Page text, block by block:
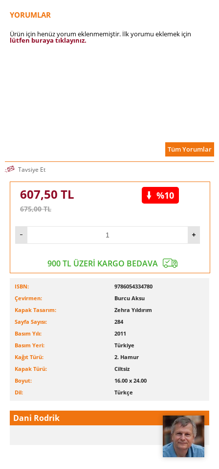
Finance adlı kitabın yazarlarından... Dani Rodrik
küreselleşmenin en önde gelen ve en dikkatli
savunucularından. Akıllı Küreselleşme’de aşırı küreselleşmenin
demokrasiyi zayıflatıp ya da tam tersi zayıflatmayacağı merak
ediliyor. Okuyun, siz de merak edeceksiniz.
YORUMLAR
Ürün için henüz yorum eklenmemiştir. İlk yorumu eklemek için
lütfen buraya tıklayınız.
Tüm Yorumlar
Tavsiye Et
607,50 TL
675,00TL
%10
900 TL ÜZERİ KARGO BEDAVA
ISBN:
9786054334780
Çevirmen:
Burcu Aksu
Kapak Tasarım:
Zehra Yıldırım
Sayfa Sayısı:
284
Basım Yılı:
2011
Basım Yeri:
Türkiye
Kağıt Türü:
2. Hamur
Kapak Türü:
Ciltsiz
Boyut:
16.00 x 24.00
Dil:
Türkçe
Dani Rodrik